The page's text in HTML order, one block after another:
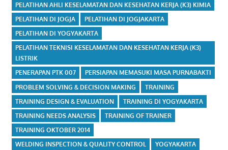
PELATIHAN AHLI KESELAMATAN DAN KESEHATAN KERJA (K3) KIMIA
PELATIHAN DI JOGJA
PELATIHAN DI JOGJAKARTA
PELATIHAN DI YOGYAKARTA
PELATIHAN TEKNISI KESELAMATAN DAN KESEHATAN KERJA (K3)
LISTRIK
PENERAPAN PTK 007
PERSIAPAN MEMASUKI MASA PURNABAKTI
PROBLEM SOLVING & DECISION MAKING
TRAINING
TRAINING DESIGN & EVALUATION
TRAINING DI YOGYAKARTA
TRAINING NEEDS ANALYSIS
TRAINING OF TRAINER
TRAINING OKTOBER 2014
WELDING INSPECTION & QUALITY CONTROL
YOGYAKARTA